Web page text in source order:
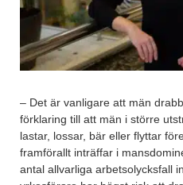
– Det är vanligare att män
förklaring till att män i större
lastar, lossar, bär eller flyttar
framförallt inträffar i
antal allvarliga arbetsolycksfall